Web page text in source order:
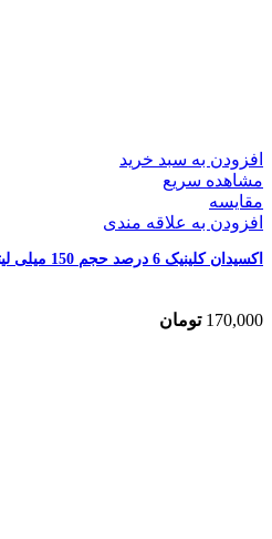
افزودن به سبد خرید
مشاهده سریع
مقایسه
افزودن به علاقه مندی
اکسیدان کلینیک 6 درصد حجم 150 میلی لیتر
170,000 تومان